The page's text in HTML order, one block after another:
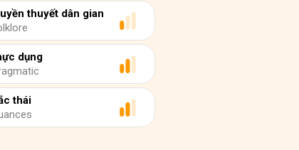
thuyết dân gian
dụng
thái